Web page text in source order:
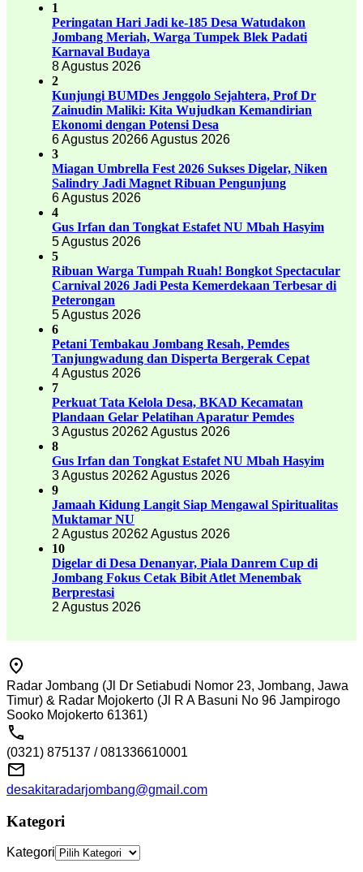
1
Peringatan Hari Jadi ke-185 Desa Watudakon
Jombang Meriah, Warga Tumpek Blek Padati
Karnaval Budaya
8 Agustus 2026
2
Kunjungi BUMDes Jenggolo Sejahtera, Prof Dr
Zainudin Maliki: Kita Wujudkan Kemandirian
Ekonomi dengan Potensi Desa
6 Agustus 20266 Agustus 2026
3
Miagan Umbrella Fest 2026 Sukses Digelar, Niken
Salindry Jadi Magnet Ribuan Pengunjung
6 Agustus 2026
4
Gus Irfan dan Tongkat Estafet NU Mbah Hasyim
5 Agustus 2026
5
Ribuan Warga Tumpah Ruah! Bongkot Spectacular
Carnival 2026 Jadi Pesta Kemerdekaan Terbesar di
Peterongan
5 Agustus 2026
6
Petani Tembakau Jombang Resah, Pemdes
Tanjungwadung dan Disperta Bergerak Cepat
4 Agustus 2026
7
Perkuat Tata Kelola Desa, BKAD Kecamatan
Plandaan Gelar Pelatihan Aparatur Pemdes
3 Agustus 20262 Agustus 2026
8
Gus Irfan dan Tongkat Estafet NU Mbah Hasyim
3 Agustus 20262 Agustus 2026
9
Jamaah Kidung Langit Siap Mengawal Spiritualitas
Muktamar NU
2 Agustus 20262 Agustus 2026
10
Digelar di Desa Denanyar, Piala Danrem Cup di
Jombang Fokus Cetak Bibit Atlet Menembak
Berprestasi
2 Agustus 2026
Radar Jombang (Jl Dr Setiabudi Nomor 23, Jombang, Jawa
Timur) & Radar Mojokerto (Jl R A Basuni No 96 Jampirogo
Sooko Mojokerto 61361)
(0321) 875137 / 081336610001
desakitaradarjombang@gmail.com
Kategori
Kategori